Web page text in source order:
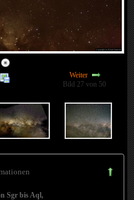
Weiter
Bild 27 von 50
Sgr bis Aql,